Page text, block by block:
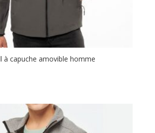
à capuche amovible homme